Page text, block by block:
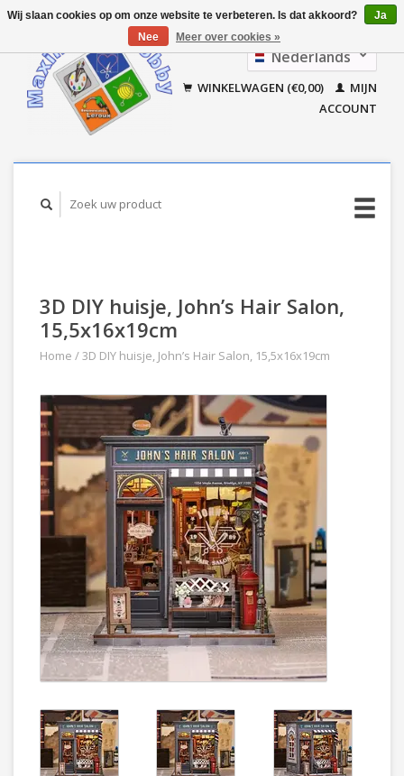
Nederlands
Français
WINKELWAGEN (€0,00)
MIJN
ACCOUNT
3D DIY huisje, John’s Hair Salon,
15,5x16x19cm
Home /3D DIY huisje, John’s Hair Salon, 15,5x16x19cm
Wij slaan cookies op om onze website te verbeteren. Is dat akkoord?
Ja
Nee
Meer over cookies »